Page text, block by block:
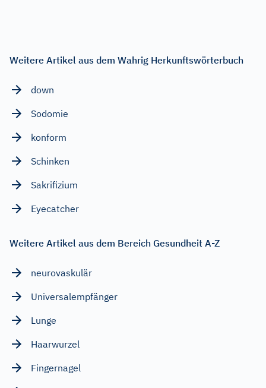
Weitere Artikel aus dem Wahrig Herkunftswörterbuch
down
Sodomie
konform
Schinken
Sakrifizium
Eyecatcher
Weitere Artikel aus dem Bereich Gesundheit A-Z
neurovaskulär
Universalempfänger
Lunge
Haarwurzel
Fingernagel